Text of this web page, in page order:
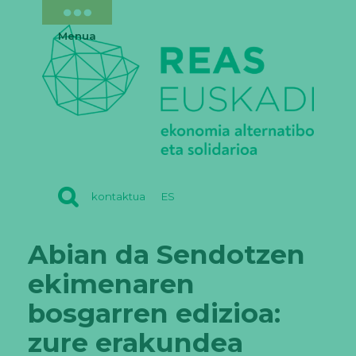
kontaktua ES
Menua
Abian da Sendotzen
ekimenaren
bosgarren edizioa:
zure erakundea